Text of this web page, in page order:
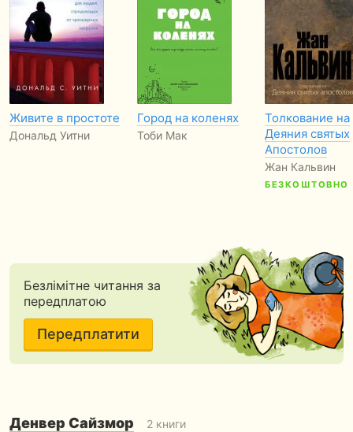
Живите в простоте
Дональд Уитни
Город на коленях
Тоби Мак
Толкование на
Деяния святых
Апостолов
Жан Кальвин
БЕЗКОШТОВНО
Безлімітне читання за
передплатою
Передплатити
Денвер Сайзмор 2 книги